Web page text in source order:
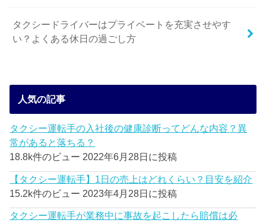
タクシードライバーはプライベートを充実させやす
い？よくある休日の過ごし方
人気の記事
タクシー運転手の入社後の健康診断ってどんな内容？異
常があると落ちる？
18.8k件のビュー 2022年6月28日に投稿
【タクシー運転手】1日の売上はどれくらい？目安を紹介
15.2k件のビュー 2023年4月28日に投稿
タクシー運転手が業務中に事故を起こしたら賠償は必